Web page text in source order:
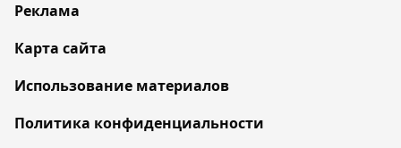
Реклама
Карта сайта
Использование материалов
Политика конфиденциальности